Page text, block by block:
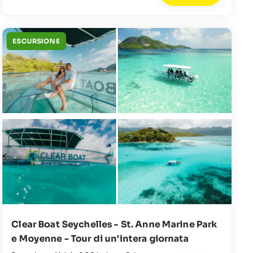
ESCURSIONE
Clear Boat Seychelles - St. Anne Marine Park
e Moyenne - Tour di un’intera giornata